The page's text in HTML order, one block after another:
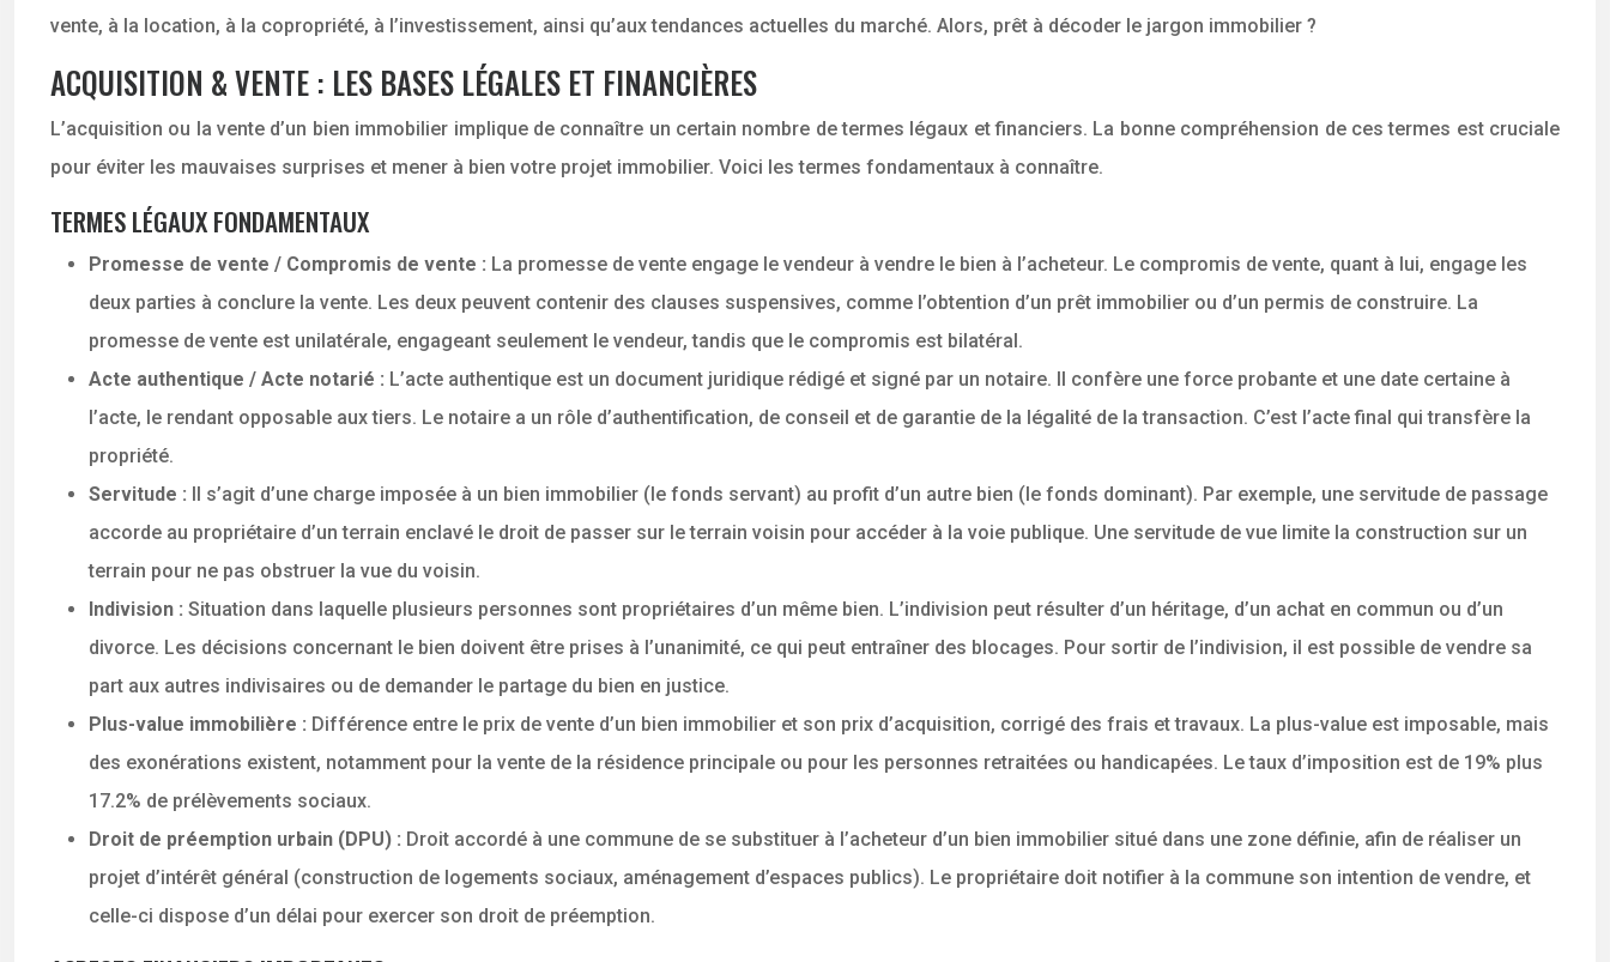
vente, à la location, à la copropriété, à l’investissement, ainsi qu’aux tendances actuelles du marché. Alors, prêt à décoder le jargon immobilier ?
ACQUISITION & VENTE : LES BASES LÉGALES ET FINANCIÈRES
L’acquisition ou la vente d’un bien immobilier implique de connaître un certain nombre de termes légaux et financiers. La bonne compréhension de ces termes est cruciale
pour éviter les mauvaises surprises et mener à bien votre projet immobilier. Voici les termes fondamentaux à connaître.
TERMES LÉGAUX FONDAMENTAUX
Promesse de vente / Compromis de vente : La promesse de vente engage le vendeur à vendre le bien à l’acheteur. Le compromis de vente, quant à lui, engage les
deux parties à conclure la vente. Les deux peuvent contenir des clauses suspensives, comme l’obtention d’un prêt immobilier ou d’un permis de construire. La
promesse de vente est unilatérale, engageant seulement le vendeur, tandis que le compromis est bilatéral.
Acte authentique / Acte notarié : L’acte authentique est un document juridique rédigé et signé par un notaire. Il confère une force probante et une date certaine à
l’acte, le rendant opposable aux tiers. Le notaire a un rôle d’authentification, de conseil et de garantie de la légalité de la transaction. C’est l’acte final qui transfère la
propriété.
Servitude : Il s’agit d’une charge imposée à un bien immobilier (le fonds servant) au profit d’un autre bien (le fonds dominant). Par exemple, une servitude de passage
accorde au propriétaire d’un terrain enclavé le droit de passer sur le terrain voisin pour accéder à la voie publique. Une servitude de vue limite la construction sur un
terrain pour ne pas obstruer la vue du voisin.
Indivision : Situation dans laquelle plusieurs personnes sont propriétaires d’un même bien. L’indivision peut résulter d’un héritage, d’un achat en commun ou d’un
divorce. Les décisions concernant le bien doivent être prises à l’unanimité, ce qui peut entraîner des blocages. Pour sortir de l’indivision, il est possible de vendre sa
part aux autres indivisaires ou de demander le partage du bien en justice.
Plus-value immobilière : Différence entre le prix de vente d’un bien immobilier et son prix d’acquisition, corrigé des frais et travaux. La plus-value est imposable, mais
des exonérations existent, notamment pour la vente de la résidence principale ou pour les personnes retraitées ou handicapées. Le taux d’imposition est de 19% plus
17.2% de prélèvements sociaux.
Droit de préemption urbain (DPU) : Droit accordé à une commune de se substituer à l’acheteur d’un bien immobilier situé dans une zone définie, afin de réaliser un
projet d’intérêt général (construction de logements sociaux, aménagement d’espaces publics). Le propriétaire doit notifier à la commune son intention de vendre, et
celle-ci dispose d’un délai pour exercer son droit de préemption.